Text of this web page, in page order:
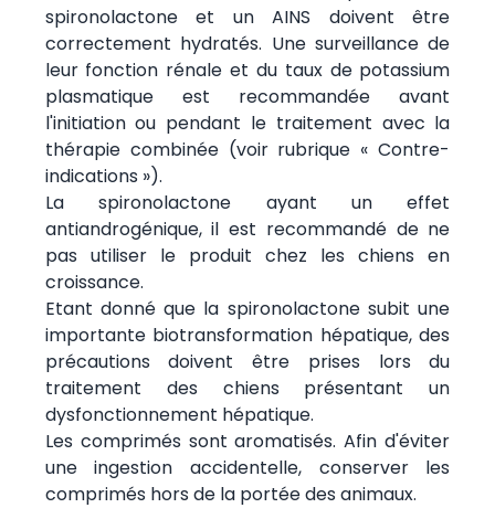
spironolactone et un AINS doivent être
correctement hydratés. Une surveillance de
leur fonction rénale et du taux de potassium
plasmatique est recommandée avant
l'initiation ou pendant le traitement avec la
thérapie combinée (voir rubrique « Contre-
indications »).
La spironolactone ayant un effet
antiandrogénique, il est recommandé de ne
pas utiliser le produit chez les chiens en
croissance.
Etant donné que la spironolactone subit une
importante biotransformation hépatique, des
précautions doivent être prises lors du
traitement des chiens présentant un
dysfonctionnement hépatique.
Les comprimés sont aromatisés. Afin d'éviter
une ingestion accidentelle, conserver les
comprimés hors de la portée des animaux.